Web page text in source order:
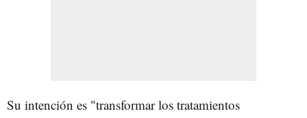
Su intención es "transformar los tratamientos